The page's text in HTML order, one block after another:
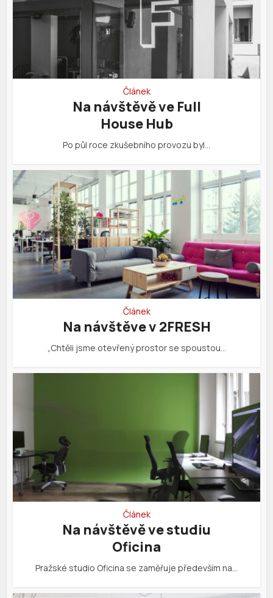
Článek
Na návštěvě ve Full
House Hub
Po půl roce zkušebního provozu byl…
Článek
Na návštěve v 2FRESH
„Chtěli jsme otevřený prostor se spoustou…
Článek
Na návštěvě ve studiu
Oficina
Pražské studio Oficina se zaměřuje především na…